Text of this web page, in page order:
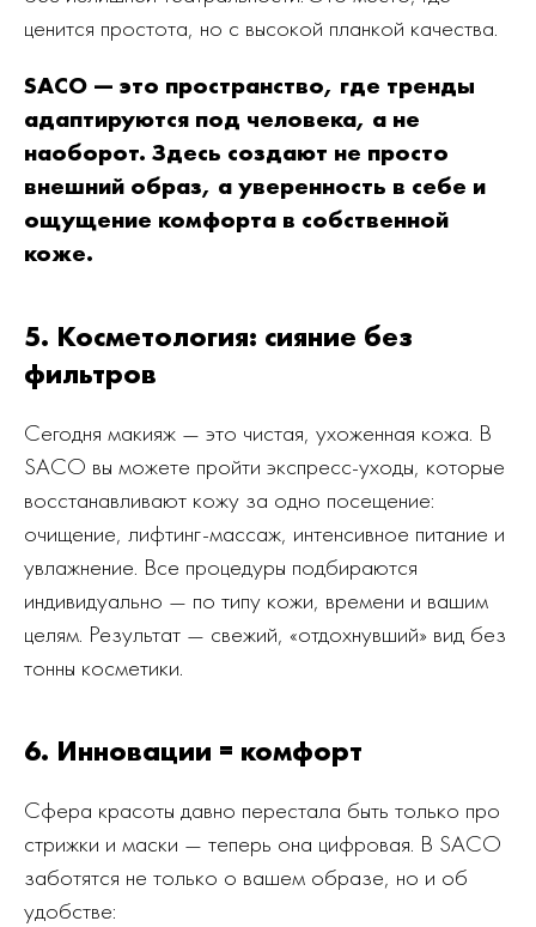
ценится простота, но с высокой планкой качества.
SACO — это пространство, где тренды
адаптируются под человека, а не
наоборот. Здесь создают не просто
внешний образ, а уверенность в себе и
ощущение комфорта в собственной
коже.
5. Косметология: сияние без
фильтров
Сегодня макияж — это чистая, ухоженная кожа. В
SACO вы можете пройти экспресс-уходы, которые
восстанавливают кожу за одно посещение:
очищение, лифтинг-массаж, интенсивное питание и
увлажнение. Все процедуры подбираются
индивидуально — по типу кожи, времени и вашим
целям. Результат — свежий, «отдохнувший» вид без
тонны косметики.
6. Инновации = комфорт
Сфера красоты давно перестала быть только про
стрижки и маски — теперь она цифровая. В SACO
заботятся не только о вашем образе, но и об
удобстве: